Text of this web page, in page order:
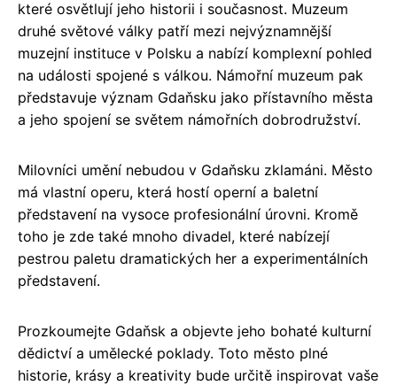
které osvětlují jeho historii i současnost. Muzeum
druhé světové války patří mezi nejvýznamnější
muzejní instituce v Polsku a nabízí komplexní pohled
na události spojené s válkou. Námořní muzeum pak
představuje význam Gdaňsku jako přístavního města
a jeho spojení se světem námořních dobrodružství.
Milovníci umění nebudou v Gdaňsku zklamáni. Město
má vlastní operu, která hostí operní a baletní
představení na vysoce profesionální úrovni. Kromě
toho je zde také mnoho divadel, které nabízejí
pestrou paletu dramatických her a experimentálních
představení.
Prozkoumejte Gdaňsk a objevte jeho bohaté kulturní
dědictví a umělecké poklady. Toto město plné
historie, krásy a kreativity bude určitě inspirovat vaše